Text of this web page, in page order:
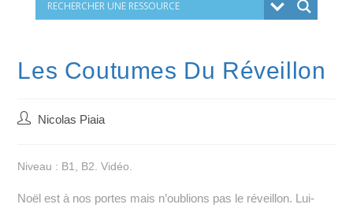
Les Coutumes Du Réveillon
Auteur/autrice
publication :
Nicolas Piaia
Niveau : B1, B2. Vidéo.
Noël est à nos portes mais n’oublions pas le réveillon. Lui-